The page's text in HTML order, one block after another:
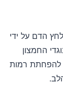
הדם על ידי
החמצון
להפחתת רמות